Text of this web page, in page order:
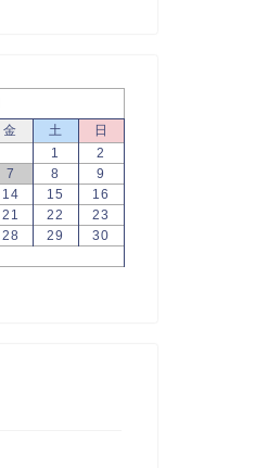
金 土
日
1
2
7 8
9
14 15
16
21 22
23
28 29
30